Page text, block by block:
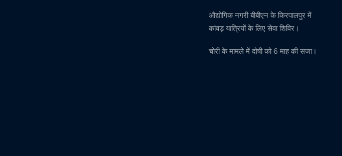
औद्योगिक नगरी बीबीएन के किरपालपुर में
कांवड़ यात्रियों के लिए सेवा शिविर।
चोरी के मामले में दोषी को 6 माह की सजा।